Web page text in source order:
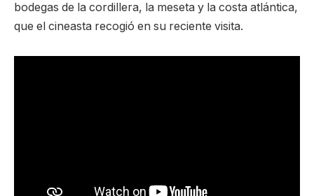
bodegas de la cordillera, la meseta y la costa atlántica,
que el cineasta recogió en su reciente visita.